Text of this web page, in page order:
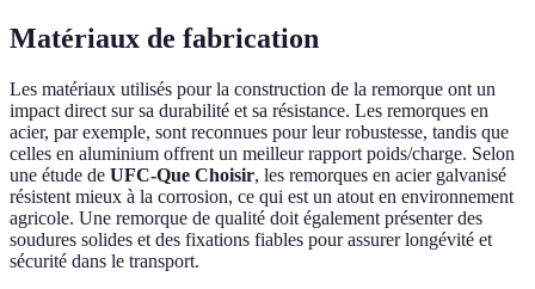
Matériaux de fabrication
Les matériaux utilisés pour la construction de la remorque ont un
impact direct sur sa durabilité et sa résistance. Les remorques en
acier, par exemple, sont reconnues pour leur robustesse, tandis que
celles en aluminium offrent un meilleur rapport poids/charge. Selon
une étude de UFC-Que Choisir, les remorques en acier galvanisé
résistent mieux à la corrosion, ce qui est un atout en environnement
agricole. Une remorque de qualité doit également présenter des
soudures solides et des fixations fiables pour assurer longévité et
sécurité dans le transport.